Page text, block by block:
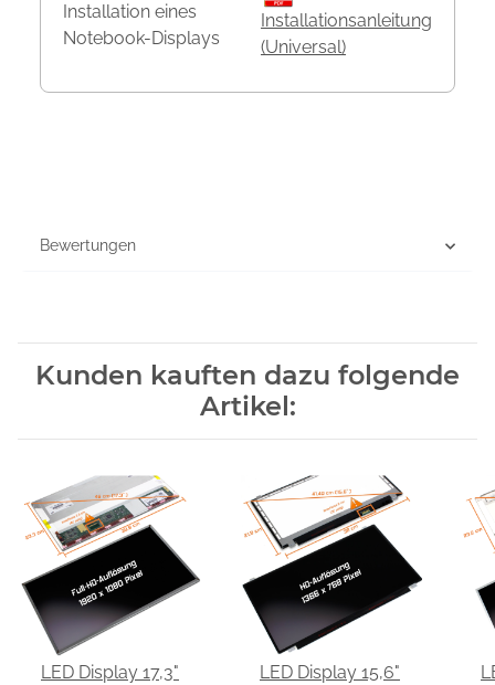
Installation eines
Notebook-Displays
Installationsanleitung
(Universal)
Bewertungen
Kunden kauften dazu folgende
Artikel:
LED Display 17,3"
LED Display 15,6"